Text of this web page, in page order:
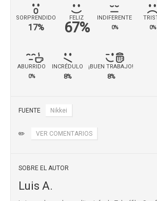
SORPRENDIDO
17%
FELIZ
67%
INDIFERENTE
0%
0%
ABURRIDO
0%
INCRÉDULO
8%
¡BUEN TRABAJO!
8%
FUENTE Nikkei
✏️ VER COMENTARIOS
SOBRE EL AUTOR
Luis A.